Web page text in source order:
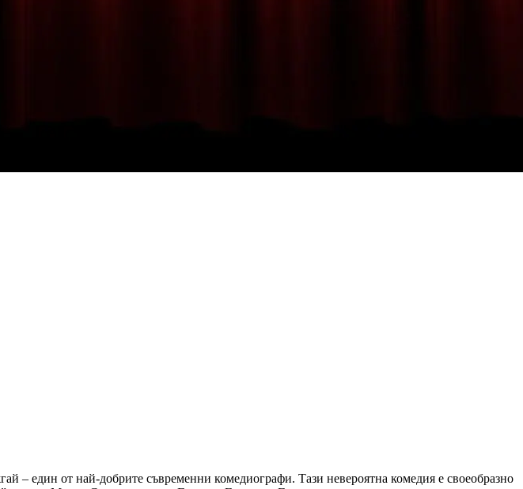
– един от най-добрите съвременни комедиографи. Тази невероятна комедия е своеобразно